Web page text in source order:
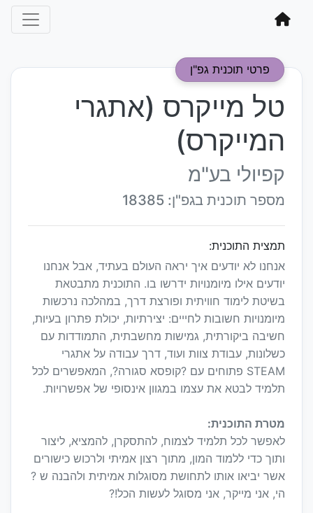
פרטי תוכנית גפ"ן
טל מייקרס (אתגרי
המייקרס)
קפיולי בע"מ
מספר תוכנית בגפ"ן: 18385
תמצית התוכנית:
אנחנו לא יודעים איך יראה העולם בעתיד, אבל אנחנו
יודעים אילו מיומנויות ידרשו בו. התוכנית מתבטאת
בשיטת לימוד חוויתית ופורצת דרך, במהלכה נרכשות
מיומנויות חשובות לחייים: יצירתיות, יכולת פתרון בעיות,
חשיבה ביקורתית, גמישות מחשבתית, התמודדות עם
כשלונות, עבודת צוות ועוד, דרך עבודה על אתגרי
STEAM פתוחים עם ?קופסא סגורה?, המאפשרים לכל
תלמיד לבטא את עצמו במגוון אינסופי של אפשרויות.
מטרת התוכנית:
לאפשר לכל תלמיד לצמוח, להתסקרן, להמציא, ליצור
ותוך כדי ללמוד המון, מתוך רצון אמיתי ולרכוש כישורים
אשר יביאו אותו לתחושת מסוגלות אמיתית ולהבנה ש ?
הי, אני מייקר, אני מסוגל לעשות הכל!?